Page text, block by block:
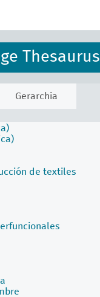
Thesaurus
Gerarchia
de textiles